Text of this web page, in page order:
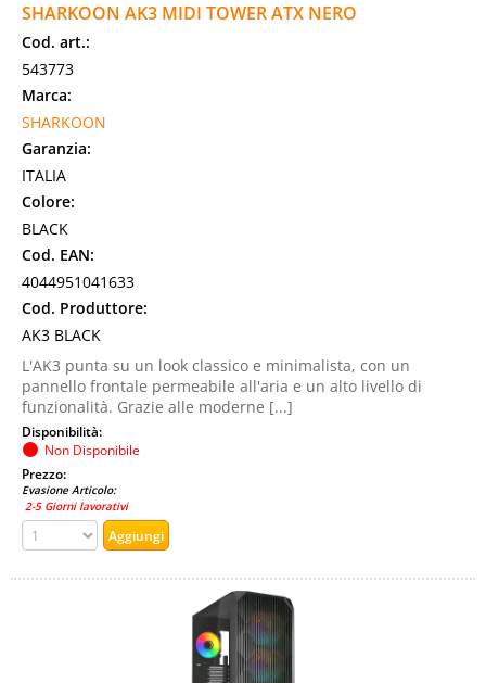
SHARKOON AK3 MIDI TOWER ATX NERO
Cod. art.:
543773
Marca:
SHARKOON
Garanzia:
ITALIA
Colore:
BLACK
Cod. EAN:
4044951041633
Cod. Produttore:
AK3 BLACK
L'AK3 punta su un look classico e minimalista, con un
pannello frontale permeabile all'aria e un alto livello di
funzionalità. Grazie alle moderne [...]
Disponibilità:
Non Disponibile
Prezzo:
Evasione Articolo:
2-5 Giorni lavorativi